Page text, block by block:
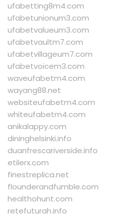
ufabetting8m4.com
ufabetunionum3.com
ufabetvalueum3.com
ufabetvaultm7.com
ufabetvillageum7.com
ufabetvoicem3.com
waveufabetm4.com
wayang88.net
websiteufabetm4.com
whiteufabetm4.com
anikalappy.com
dininghelsinki.info
duanfrescariverside.info
etilerx.com
finestreplica.net
flounderandfumble.com
healthohunt.com
retefuturah.info